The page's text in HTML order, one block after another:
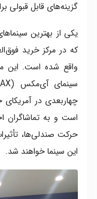
گزینه‌های قابل قبولی
چهاربعدی در
است و به تماشاگران
حرکت صندلی‌ها،
این سینما خواهند شد.